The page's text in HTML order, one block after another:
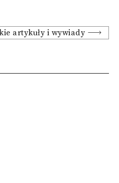
artykuły i wywiady